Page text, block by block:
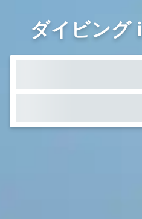
ダイビング